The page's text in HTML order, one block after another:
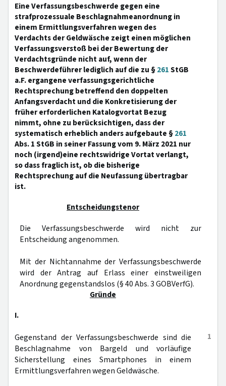
Eine Verfassungsbeschwerde gegen eine
strafprozessuale Beschlagnahmeanordnung in
einem Ermittlungsverfahren wegen des
Verdachts der Geldwäsche zeigt einen möglichen
Verfassungsverstoß bei der Bewertung der
Verdachtsgründe nicht auf, wenn der
Beschwerdeführer lediglich auf die zu §261StGB
a.F. ergangene verfassungsgerichtliche
Rechtsprechung betreffend den doppelten
Anfangsverdacht und die Konkretisierung der
früher erforderlichen Katalogvortat Bezug
nimmt, ohne zu berücksichtigen, dass der
systematisch erheblich anders aufgebaute §261
Abs. 1 StGB in seiner Fassung vom 9. März 2021 nur
noch (irgend)eine rechtswidrige Vortat verlangt,
so dass fraglich ist, ob die bisherige
Rechtsprechung auf die Neufassung übertragbar
ist.
Entscheidungstenor
Die Verfassungsbeschwerde wird nicht zur
Entscheidung angenommen.
Mit der Nichtannahme der Verfassungsbeschwerde
wird der Antrag auf Erlass einer einstweiligen
Anordnung gegenstandslos (§ 40 Abs. 3 GOBVerfG).
Gründe
I.
1
Gegenstand der Verfassungsbeschwerde sind die
Beschlagnahme von Bargeld und vorläufige
Sicherstellung eines Smartphones in einem
Ermittlungsverfahren wegen Geldwäsche.